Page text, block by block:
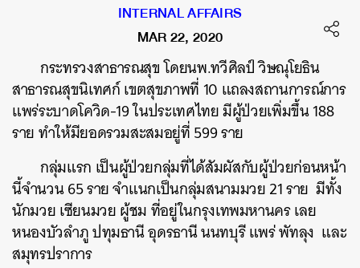
INTERNAL AFFAIRS
MAR 22, 2020
กระทรวงสาธารณสุข โดยนพ.ทวีศิลป์ วิษณุโยธิน
สาธารณสุขนิเทศก์ เขตสุขภาพที่ 10 แถลงสถานการณ์การ
แพร่ระบาดโควิด-19 ในประเทศไทย มีผู้ป่วยเพิ่มขึ้น 188
ราย ทำให้มียอดรวมสะสมอยู่ที่ 599 ราย
กลุ่มแรก เป็นผู้ป่วยกลุ่มที่ได้สัมผัสกับผู้ป่วยก่อนหน้า
นี้จำนวน 65 ราย จำแนกเป็นกลุ่มสนามมวย 21 ราย มีทั้ง
นักมวย เซียนมวย ผู้ชม ที่อยู่ในกรุงเทพมหานคร เลย
หนองบัวลำภู ปทุมธานี อุดรธานี นนทบุรี แพร่ พัทลุง และ
สมุทรปราการ